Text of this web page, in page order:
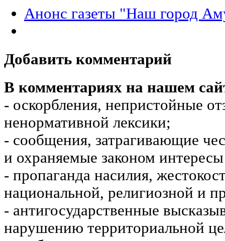
Анонс газеты "Наш город
Добавить комментарий
В комментариях на нашем
- оскорбления, непристойные
ненормативной лексики;
- сообщения, затрагивающие
и охраняемые законом
- пропаганда насилия,
национальной, религиозной и
- антигосударственные
нарушению территориальной